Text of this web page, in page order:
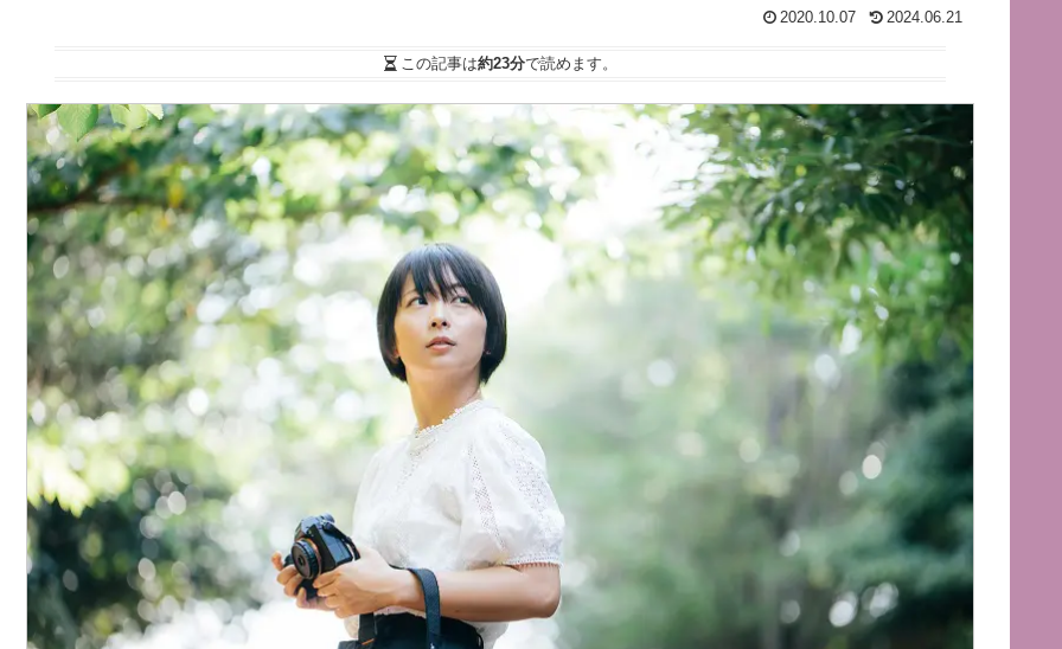
2020.10.07 2024.06.21
この記事は約23分で読めます。